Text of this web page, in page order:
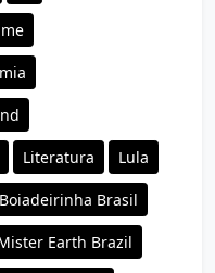
Literatura Lula
Brasil
Earth Brazil